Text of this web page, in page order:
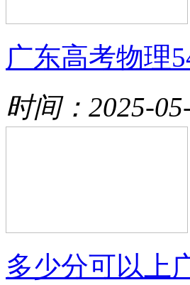
广东高考物理
时间：2025-
多少分可以上